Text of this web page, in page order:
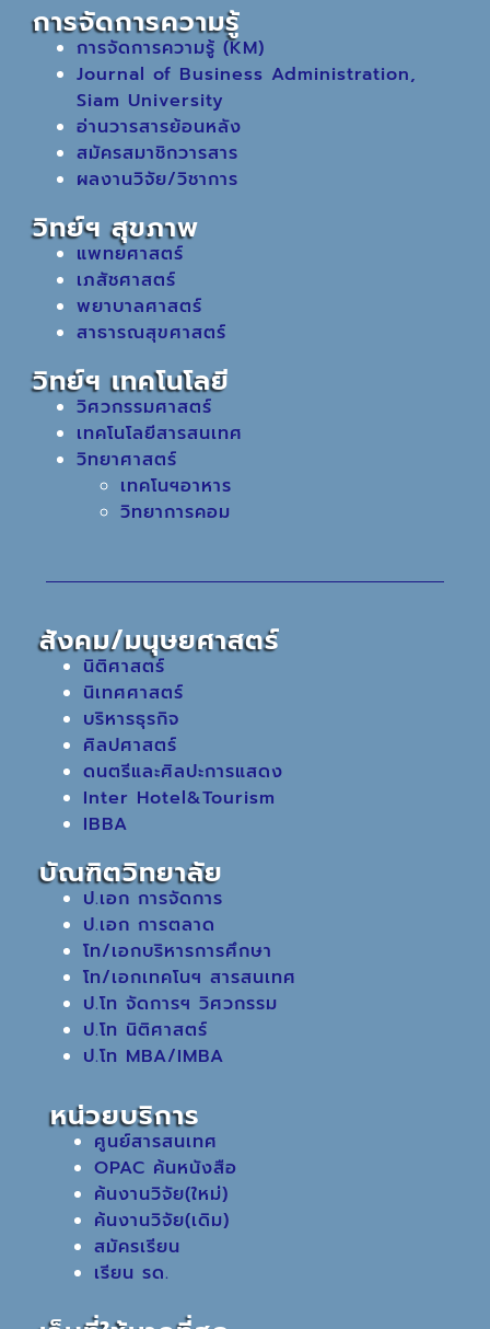
การจัดการความรู้
การจัดการความรู้ (KM)
Journal of Business Administration,
Siam University
อ่านวารสารย้อนหลัง
สมัครสมาชิกวารสาร
ผลงานวิจัย/วิชาการ
วิทย์ฯ สุขภาพ
แพทยศาสตร์
เภสัชศาสตร์
พยาบาลศาสตร์
สาธารณสุขศาสตร์
วิทย์ฯ เทคโนโลยี
วิศวกรรมศาสตร์
เทคโนโลยีสารสนเทศ
วิทยาศาสตร์
เทคโนฯอาหาร
วิทยาการคอม
สังคม/มนุษยศาสตร์
นิติศาสตร์
นิเทศศาสตร์
บริหารธุรกิจ
ศิลปศาสตร์
ดนตรีและศิลปะการแสดง
Inter Hotel&Tourism
IBBA
บัณฑิตวิทยาลัย
ป.เอก การจัดการ
ป.เอก การตลาด
โท/เอกบริหารการศึกษา
โท/เอกเทคโนฯ สารสนเทศ
ป.โท จัดการฯ วิศวกรรม
ป.โท นิติศาสตร์
ป.โท MBA/IMBA
หน่วยบริการ
ศูนย์สารสนเทศ
OPAC ค้นหนังสือ
ค้นงานวิจัย(ใหม่)
ค้นงานวิจัย(เดิม)
สมัครเรียน
เรียน รด.